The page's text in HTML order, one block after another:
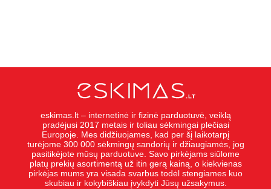
eskimas.lt – internetinė ir fizinė parduotuvė, veiklą
pradėjusi 2017 metais ir toliau sėkmingai plečiasi
Europoje. Mes didžiuojames, kad per šį laikotarpį
turėjome 300 000 sėkmingų sandorių ir džiaugiamės, jog
pasitikėjote mūsų parduotuve. Savo pirkėjams siūlome
platų prekių asortimentą už itin gerą kainą, o kiekvienas
pirkėjas mums yra visada svarbus todėl stengiames kuo
skubiau ir kokybiškiau įvykdyti Jūsų užsakymus.